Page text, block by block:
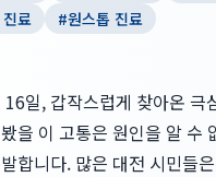
료 #원스톱 진료
일, 갑작스럽게 찾아온 극
을 이 고통은 원인을 알 수
합니다. 많은 대전 시민들